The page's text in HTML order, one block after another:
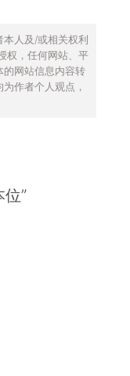
人及/或相关权利
权，任何网站、平
网站信息内容转
作者个人观点，
”